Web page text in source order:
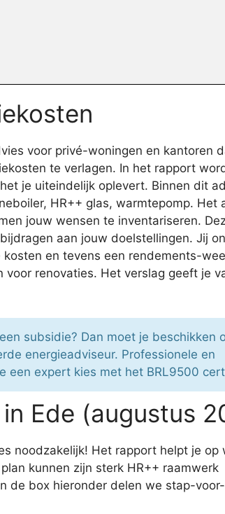
voor privé-woningen en kantoren
te verlagen. In het rapport
je uiteindelijk oplevert. Binnen dit
HR++ glas, warmtepomp. Het
jouw wensen te inventariseren.
aan jouw doelstellingen. Jij
en tevens een rendements-
renovaties. Het verslag geeft je
subsidie? Dan moet je beschikken
energieadviseur. Professionele en
een expert kies met het BRL9500
Ede (augustus
noodzakelijk! Het rapport helpt je op
kunnen zijn sterk HR++ raamwerk
de box hieronder delen we stap-